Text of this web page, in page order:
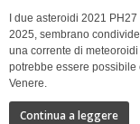
I due asteroidi 2021
2025, sembrano
una corrente di
potrebbe essere possibile
Venere.
Continua a leggere